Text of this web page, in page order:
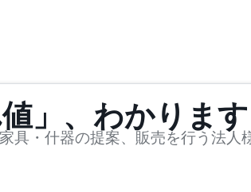
」、わかります
具・什器の提案、販売を行う法人